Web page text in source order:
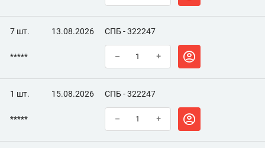
7 шт. 13.08.2026 СПБ - 322247
***** – +
1 шт. 15.08.2026 СПБ - 322247
***** – +